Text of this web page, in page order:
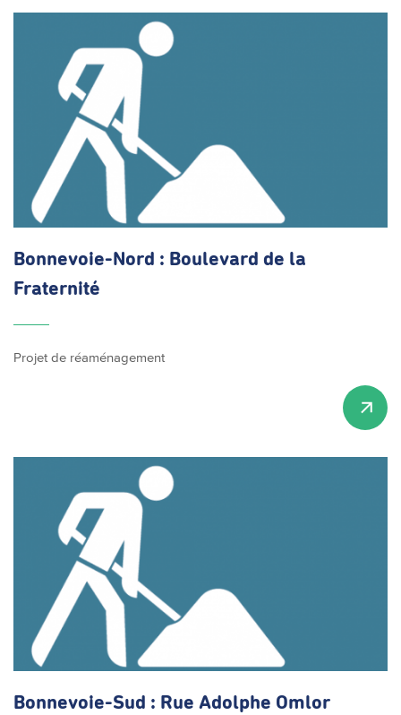
Bonnevoie-Nord : Boulevard de la
Fraternité
Projet de réaménagement
Bonnevoie-Sud : Rue Adolphe Omlor